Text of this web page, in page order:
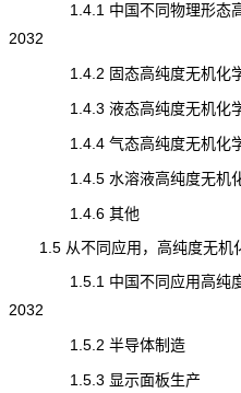
1.4.1 中国不同物理形态高纯
2032
1.4.2 固态高纯度无机化
1.4.3 液态高纯度无机化
1.4.4 气态高纯度无机化
1.4.5 水溶液高纯度无机化
1.4.6 其他
1.5 从不同应用，高纯度无机
1.5.1 中国不同应用高纯度无
2032
1.5.2 半导体制造
1.5.3 显示面板生产